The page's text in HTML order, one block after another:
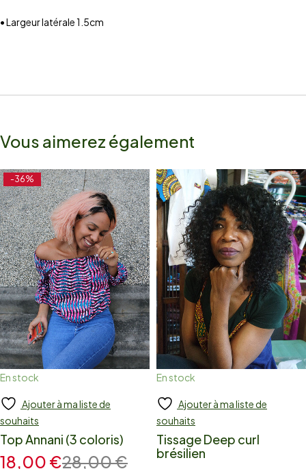
• Largeur latérale 1.5cm
Vous aimerez également
-36%
En stock
Add to cart
Ajouter à ma liste de
souhaits
Top Annani (3 coloris)
28,00€
18,00 €
En stock
Add to cart
Ajouter à ma liste de
souhaits
Tissage Deep curl
brésilien